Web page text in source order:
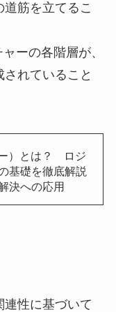
筋を立てるこ
ーの各階層が、
れていること
）とは？ ロジ
基礎を徹底解説
決への応用
性に基づいて